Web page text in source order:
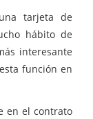
tarjeta de
hábito de
interesante
función en
en el contrato